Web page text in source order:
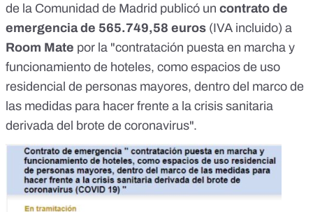
de la Comunidad de Madrid publicó un contrato de
emergencia de 565.749,58 euros (IVA incluido) a
Room Mate por la "contratación puesta en marcha y
funcionamiento de hoteles, como espacios de uso
residencial de personas mayores, dentro del marco de
las medidas para hacer frente a la crisis sanitaria
derivada del brote de coronavirus".